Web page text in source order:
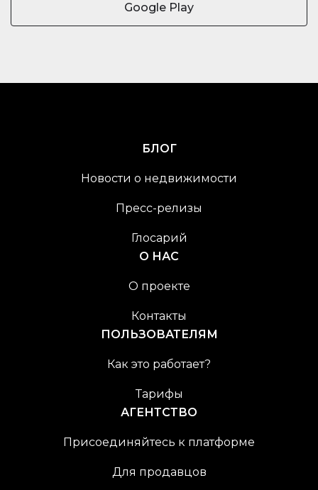
Google Play
БЛОГ
Новости о недвижимости
Пресс-релизы
Глосарий
О НАС
О проекте
Контакты
ПОЛЬЗОВАТЕЛЯМ
Как это работает?
Тарифы
АГЕНТСТВО
Присоединяйтесь к платформе
Для продавцов